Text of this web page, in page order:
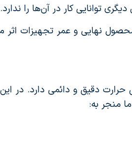
توانایی کار در آن‌ها را
نهایی و عمر تجهیزات اثر
دقیق و دائمی دارد. در